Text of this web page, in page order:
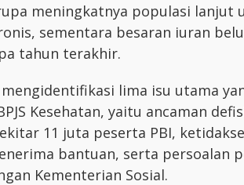
meningkatnya populasi lanjut
sementara besaran iuran
tahun terakhir.
lima isu utama
Kesehatan, yaitu ancaman
11 juta peserta PBI,
bantuan, serta persoalan
Kementerian Sosial.